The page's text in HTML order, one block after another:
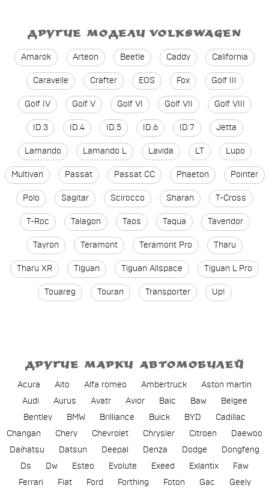
ДРУГИЕ МОДЕЛИ VOLKSWAGEN
Amarok Arteon Beetle Caddy California
Caravelle Crafter EOS Fox Golf III
Golf IV Golf V Golf VI Golf VII Golf VIII
ID.3 ID.4 ID.5 ID.6 ID.7 Jetta
Lamando Lamando L Lavida LT Lupo
Multivan Passat Passat CC Phaeton Pointer
Polo Sagitar Scirocco Sharan T-Cross
T-Roc Talagon Taos Taqua Tavendor
Tayron Teramont Teramont Pro Tharu
Tharu XR Tiguan Tiguan Allspace Tiguan L Pro
Touareg Touran Transporter Up!
ДРУГИЕ МАРКИ АВТОМОБИЛЕЙ
Acura Aito Alfa romeo Ambertruck
Aston martin
Audi
Aurus Avatr Avior Baic Baw
Belgee
Bentley
BMW Brilliance Buick BYD
Cadillac
Changan
Chery Chevrolet Chrysler Citroen
Daewoo
Daihatsu
Datsun Deepal Denza Dodge
Dongfeng
Ds
Dw Esteo Evolute Exeed Exlantix
Faw
Ferrari
Fiat Ford Forthing Foton Gac
Geely